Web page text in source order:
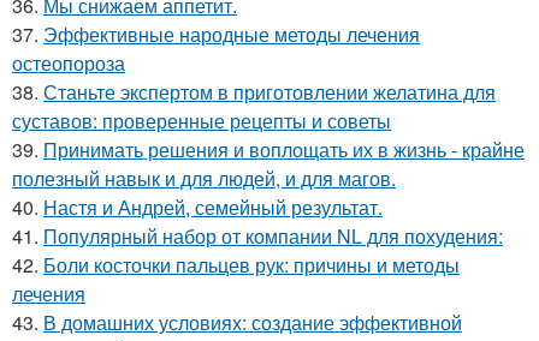
37. Эффективные народные методы лечения
остеопороза
38. Станьте экспертом в приготовлении желатина для
суставов: проверенные рецепты и советы
39. Принимать решения и воплощать их в жизнь - крайне
полезный навык и для людей, и для магов.
40. Настя и Андрей, семейный результат.
41. Популярный набор от компании NL для похудения:
42. Боли косточки пальцев рук: причины и методы
лечения
43. В домашних условиях: создание эффективной